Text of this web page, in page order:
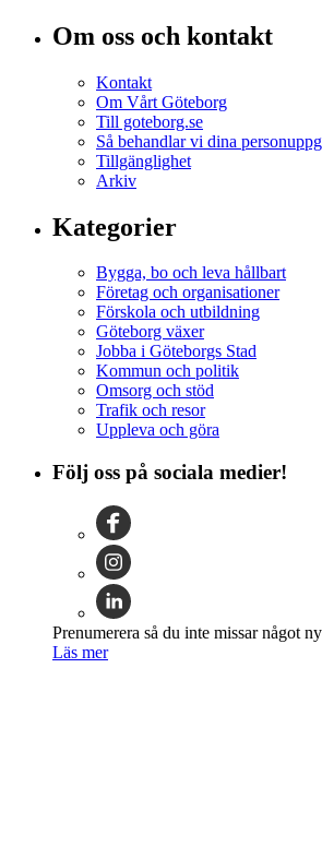
Om oss och kontakt
Kontakt
Om Vårt Göteborg
Till goteborg.se
Så behandlar vi dina
Tillgänglighet
Arkiv
Kategorier
Bygga, bo och leva hållbart
Företag och organisationer
Förskola och utbildning
Göteborg växer
Jobba i Göteborgs Stad
Kommun och politik
Omsorg och stöd
Trafik och resor
Uppleva och göra
Följ oss på sociala medier!
Prenumerera så du inte missar något
Läs mer